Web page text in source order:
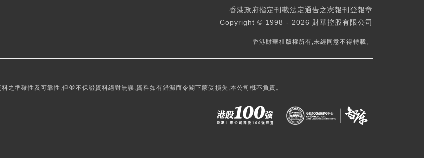
香港政府指定刊載法定通告之憲報刊登報章
Copyright © 1998 - 2026 財華控股有限公司
香港財華社版權所有,未經同意不得轉載。
之準確性及可靠性,但並不保證資料絕對無誤,資料如有錯漏而令閣下蒙受損失,本公司概不負責。